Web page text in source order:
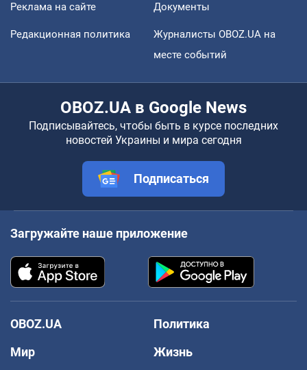
Реклама на сайте Документы
Редакционная политика
Журналисты OBOZ.UA на
месте событий
OBOZ.UA в Google News
Подписывайтесь, чтобы быть в курсе последних
новостей Украины и мира сегодня
Подписаться
Загружайте наше приложение
OBOZ.UA
Политика
Мир
Жизнь